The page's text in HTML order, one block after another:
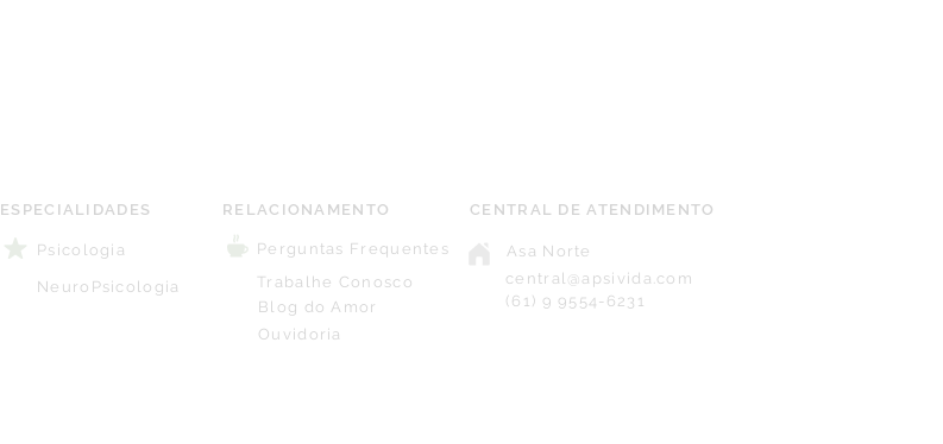
ESPECIALIDADES
Psicologia
NeuroPsicologia
RELACIONAMENTO
Perguntas Frequentes
Trabalhe Conosco
Blog do Amor
Ouvidoria
CENTRAL DE ATENDIMENTO
Asa Norte
central@apsivida.com
(61) 9 9554-6231